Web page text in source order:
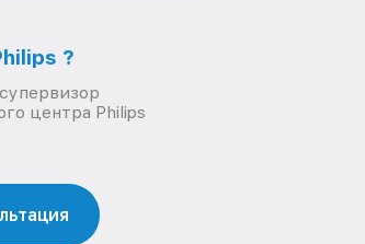
?
центра Philips